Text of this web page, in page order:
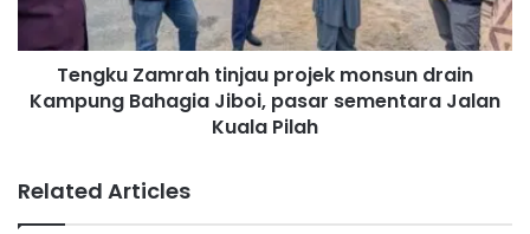
bukan untuk menjatuhkan sesiapa, tetapi untuk
mempertahankan maruah adat.
“Adat tidak boleh diwarisi melalui percaturan. Adat wajib
dipelihara melalui amanah.
“Selagi adat dijunjung, selagi waris dihormati, selagi
S
r
a
a
m
n
j
Tengku Zamrah tinjau projek monsun drain
Kampung Bahagia Jiboi, pasar sementara Jalan
Kuala Pilah
Related Articles